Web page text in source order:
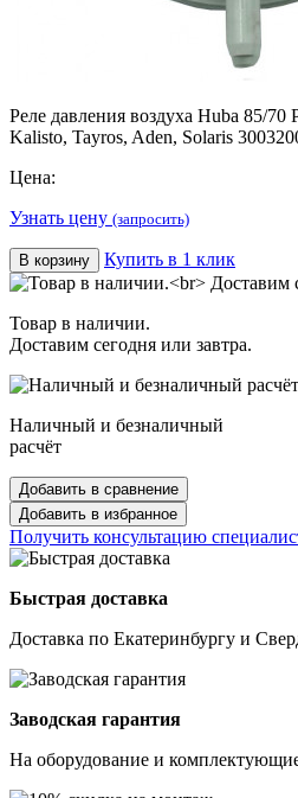
Реле давления воздуха Huba 85/
Kalisto, Tayros, Aden, Solaris
Цена:
Узнать цену (запросить)
В корзину Купить в 1 клик
Товар в наличии.
Доставим сегодня или завтра.
Наличный и безналичный
расчёт
Добавить в сравнение
Добавить в избранное
Получить консультацию
Быстрая доставка
Доставка по Екатеринбургу и
Заводская гарантия
На оборудование и